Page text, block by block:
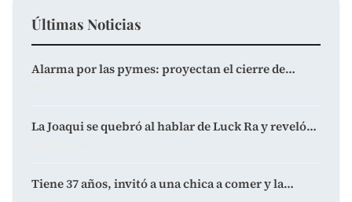
Últimas Noticias
Alarma por las pymes: proyectan el cierre de…
La Joaqui se quebró al hablar de Luck Ra y reveló…
Tiene 37 años, invitó a una chica a comer y la…